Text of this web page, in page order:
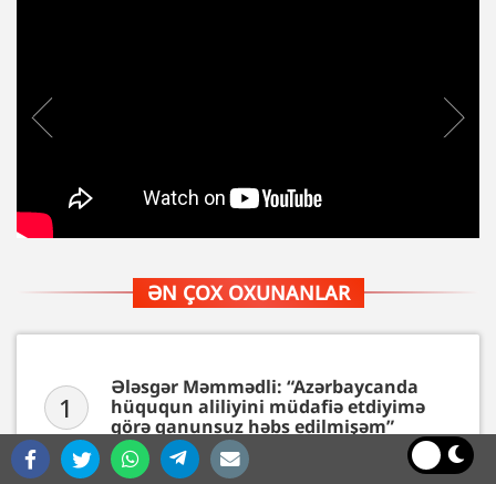
ƏN ÇOX OXUNANLAR
1
Ələsgər Məmmədli: “Azərbaycanda
hüququn aliliyini müdafiə etdiyimə
görə qanunsuz həbs edilmişəm”